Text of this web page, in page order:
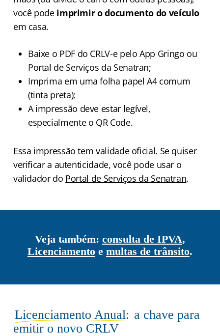
você pode imprimir o documento do veículo
em casa.
Baixe o PDF do CRLV-e pelo App Gringo ou
Portal de Serviços da Senatran;
Imprima em uma folha papel A4 comum
(tinta preta);
A impressão deve estar legível,
especialmente o QR Code.
Essa impressão tem validade oficial. Se quiser
verificar a autenticidade, você pode usar o
validador do Portal de Serviços da Senatran.
Veja também: consulta de IPVA,
Licenciamentoe multas de trânsito.
Licenciamento Anual: a chave para
emitir o novo CRLV